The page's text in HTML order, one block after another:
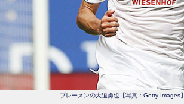
ブレーメンの大迫勇也【写真：Getty Images】